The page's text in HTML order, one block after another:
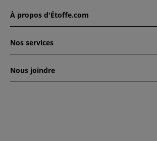
À propos d'Étoffe.com
Nos services
Nous joindre